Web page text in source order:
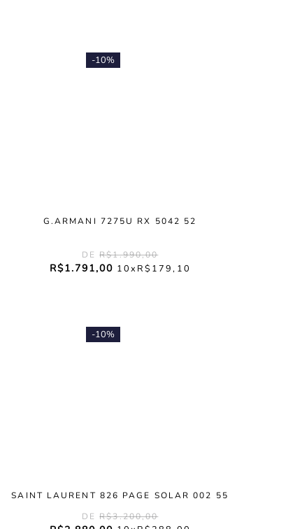
-10%
G.ARMANI 7275U RX 5042 52
R$1.990,00
R$1.791,00 10 R$ 179, 10
-10%
SAINT LAURENT 826 PAGE SOLAR 002 55
R$3.200,00